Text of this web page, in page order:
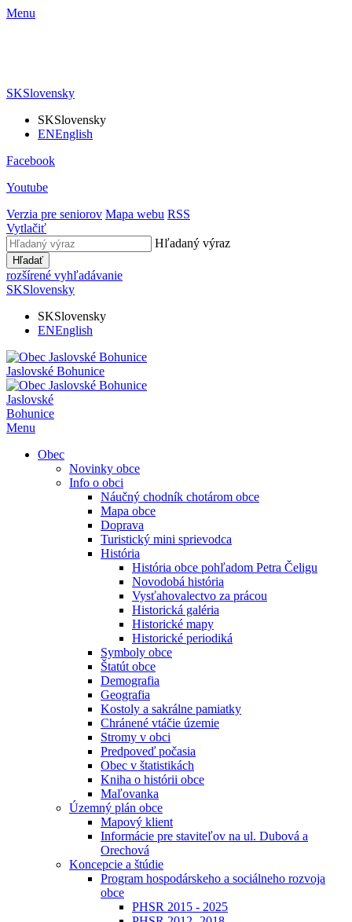
Menu
SKSlovensky
SKSlovensky
ENEnglish
Facebook
Youtube
Verzia pre seniorov Mapa webu RSS
Vytlačiť
Hľadaný výraz
Hľadať
rozšírené vyhľadávanie
SKSlovensky
SKSlovensky
ENEnglish
Jaslovské Bohunice
Jaslovské
Bohunice
Menu
Obec
Novinky obce
Info o obci
Náučný chodník chotárom obce
Mapa obce
Doprava
Turistický mini sprievodca
História
História obce pohľadom Petra Čeligu
Novodobá história
Vysťahovalectvo za prácou
Historická galéria
Historické mapy
Historické periodiká
Symboly obce
Štatút obce
Demografia
Geografia
Kostoly a sakrálne pamiatky
Chránené vtáčie územie
Stromy v obci
Predpoveď počasia
Obec v štatistikách
Kniha o histórii obce
Maľovanka
Územný plán obce
Mapový klient
Informácie pre staviteľov na ul. Dubová a
Orechová
Koncepcie a štúdie
Program hospodárskeho a sociálneho rozvoja
obce
PHSR 2015 - 2025